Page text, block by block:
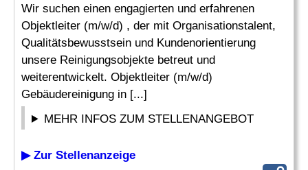
Wir suchen einen engagierten und erfahrenen
Objektleiter (m/w/d) , der mit Organisationstalent,
Qualitätsbewusstsein und Kundenorientierung
unsere Reinigungsobjekte betreut und
weiterentwickelt. Objektleiter (m/w/d)
Gebäudereinigung in [...]
MEHR INFOS ZUM STELLENANGEBOT
▶ Zur Stellenanzeige